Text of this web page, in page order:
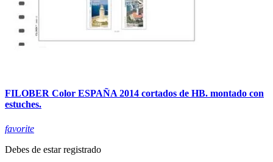
FILOBER Color ESPAÑA 2014 cortados de HB. montado con
estuches.
favorite
Debes de estar registrado